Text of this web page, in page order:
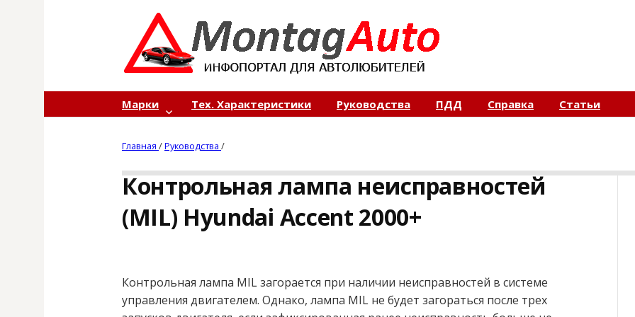
c
Марки Тех. Характеристики Руководства ПДД Справка Статьи
Главная /Руководства /
Контрольная лампа неисправностей
(MIL) Hyundai Accent 2000+
Контрольная лампа MIL загорается при наличии неисправностей в системе
управления двигателем. Однако, лампа MIL не будет загораться после трех